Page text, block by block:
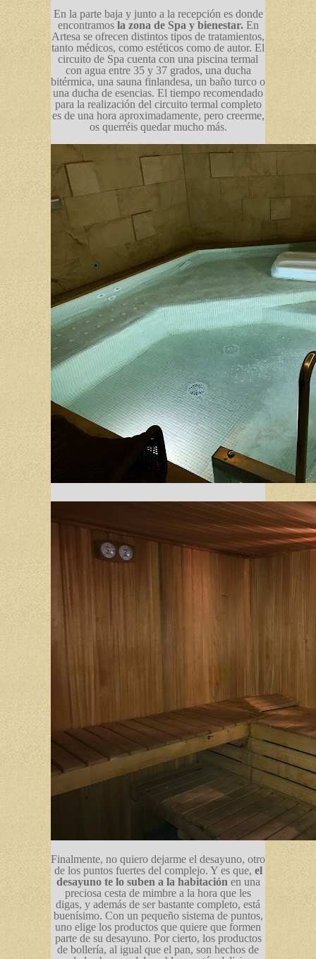
En la parte baja y junto a la recepción es donde
encontramos la zona de Spa y bienestar.En
Artesa se ofrecen distintos tipos de tratamientos,
tanto médicos, como estéticos como de autor. El
circuito de Spa cuenta con una piscina termal
con agua entre 35 y 37 grados, una ducha
bitérmica, una sauna finlandesa, un baño turco o
una ducha de esencias. El tiempo recomendado
para la realización del circuito termal completo
es de una hora aproximadamente, pero creerme,
os querréis quedar mucho más.
Finalmente, no quiero dejarme el desayuno, otro
de los puntos fuertes del complejo. Y es que, el
desayuno te lo suben a la habitación en una
preciosa cesta de mimbre a la hora que les
digas, y además de ser bastante completo, está
buenísimo. Con un pequeño sistema de puntos,
uno elige los productos que quiere que formen
parte de su desayuno. Por cierto, los productos
de bollería, al igual que el pan, son hechos de